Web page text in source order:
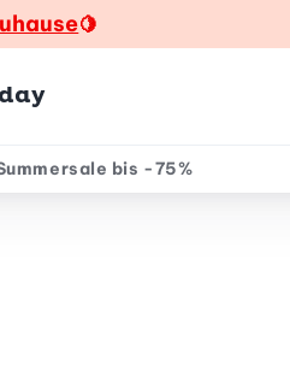
🍋
bis -75%